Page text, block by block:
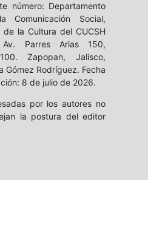
número: Departamento
Social,
de la Cultura del CUCSH
Av. Parres Arias 150,
Zapopan, Jalisco,
Gómez Rodríguez. Fecha
8 de julio de 2026.
por los autores no
la postura del editor